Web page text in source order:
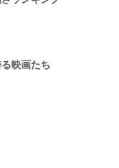
映画たち